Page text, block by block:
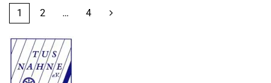
1 2 … 4